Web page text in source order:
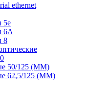
ethernet
5е
6A
8
50/125 (ММ)
62,5/125 (ММ)